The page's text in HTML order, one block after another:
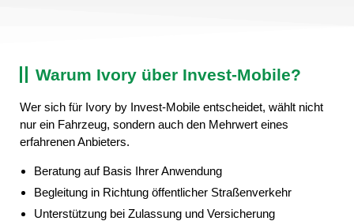
Warum Ivory über Invest-Mobile?
Wer sich für Ivory by Invest-Mobile entscheidet, wählt nicht
nur ein Fahrzeug, sondern auch den Mehrwert eines
erfahrenen Anbieters.
Beratung auf Basis Ihrer Anwendung
Begleitung in Richtung öffentlicher Straßenverkehr
Unterstützung bei Zulassung und Versicherung